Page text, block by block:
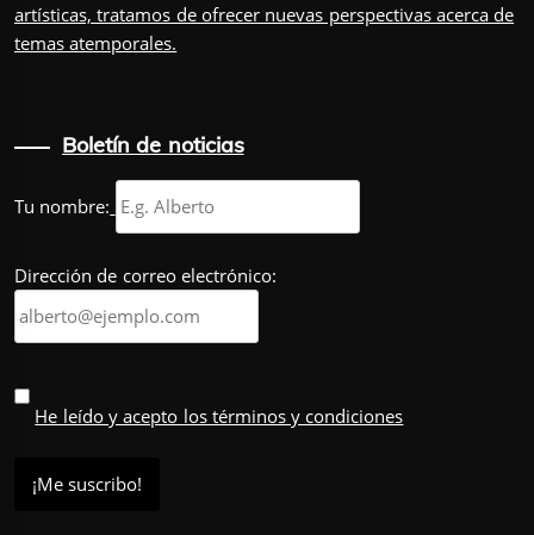
artísticas, tratamos de ofrecer nuevas perspectivas acerca de
temas atemporales.
Boletín de noticias
Tu nombre:
Dirección de correo electrónico:
He leído y acepto los términos y condiciones